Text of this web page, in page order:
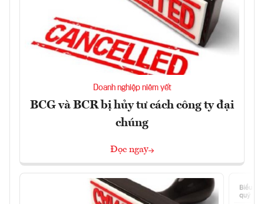
Doanh nghiệp niêm yết
BCG và BCR bị hủy tư cách công ty đại
chúng
Đọc ngay